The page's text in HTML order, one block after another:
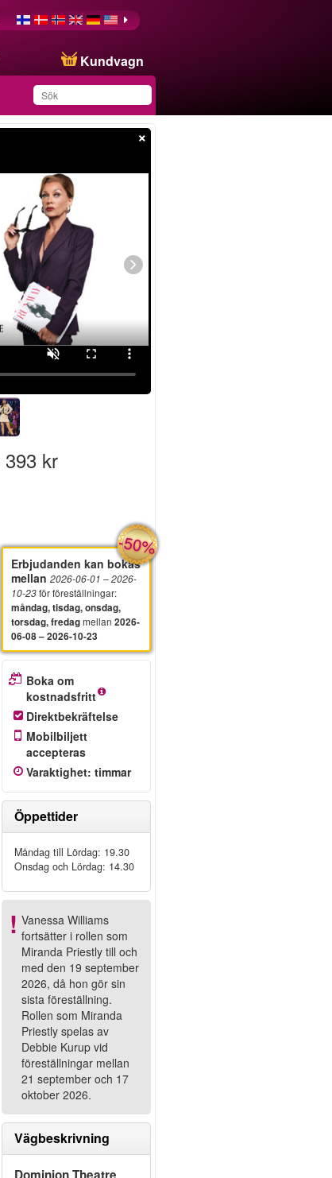
Kundvagn
×
393 kr
-50%
Erbjudanden kan bokas
mellan 2026-06-01 – 2026-
10-23för föreställningar:
måndag, tisdag, onsdag,
torsdag, fredagmellan 2026-
06-08 – 2026-10-23
Boka om
kostnadsfritt
Direktbekräftelse
Mobilbiljett
accepteras
Varaktighet: timmar
Öppettider
Måndag till Lördag: 19.30
Onsdag och Lördag: 14.30
Vanessa Williams
fortsätter i rollen som
Miranda Priestly till och
med den 19 september
2026, då hon gör sin
sista föreställning.
Rollen som Miranda
Priestly spelas av
Debbie Kurup vid
föreställningar mellan
21 september och 17
oktober 2026.
Vägbeskrivning